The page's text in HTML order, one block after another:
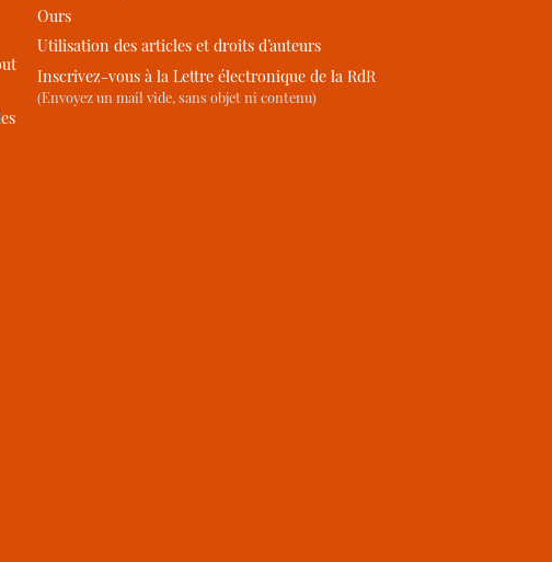
Ours
Utilisation des articles et droits d’auteurs
Inscrivez-vous à la Lettre électronique de la RdR
(Envoyez un mail vide, sans objet ni contenu)